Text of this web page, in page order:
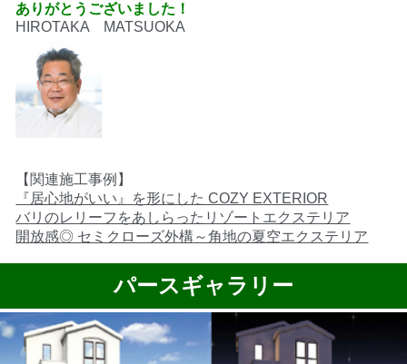
ありがとうございました！
HIROTAKA MATSUOKA
【関連施工事例】
『居心地がいい』を形にした COZY EXTERIOR
バリのレリーフをあしらったリゾートエクステリア
開放感◎ セミクローズ外構～角地の夏空エクステリア
パースギャラリー